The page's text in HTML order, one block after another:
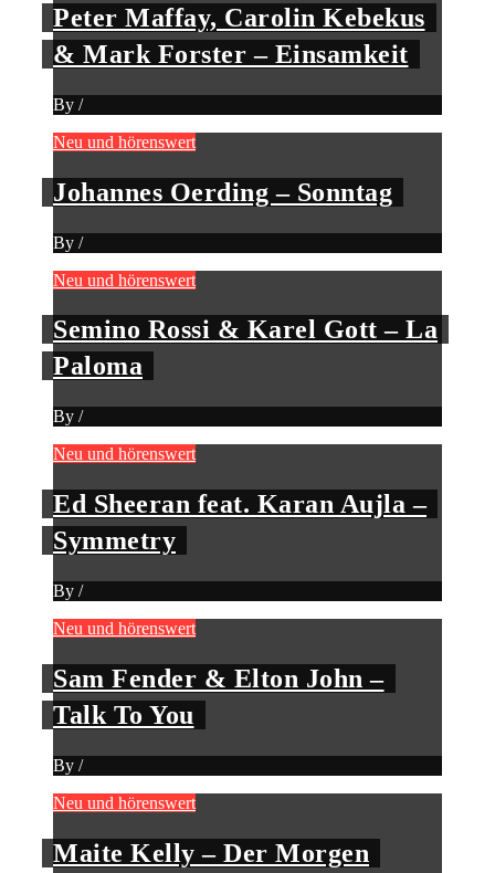
Peter Maffay, Carolin Kebekus
& Mark Forster – Einsamkeit
By /
Neu und hörenswert
Johannes Oerding – Sonntag
By /
Neu und hörenswert
Semino Rossi & Karel Gott – La
Paloma
By /
Neu und hörenswert
Ed Sheeran feat. Karan Aujla –
Symmetry
By /
Neu und hörenswert
Sam Fender & Elton John –
Talk To You
By /
Neu und hörenswert
Maite Kelly – Der Morgen